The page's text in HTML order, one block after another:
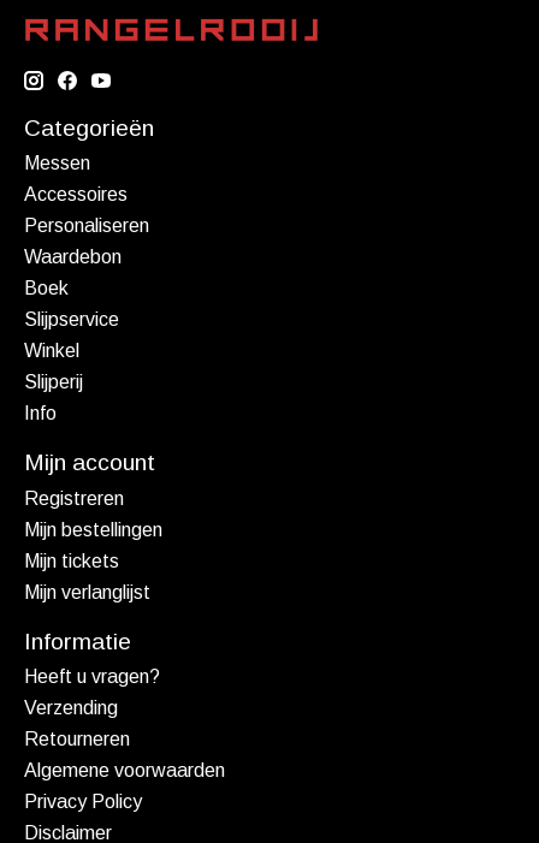
Categorieën
Messen
Accessoires
Personaliseren
Waardebon
Boek
Slijpservice
Winkel
Slijperij
Info
Mijn account
Registreren
Mijn bestellingen
Mijn tickets
Mijn verlanglijst
Informatie
Heeft u vragen?
Verzending
Retourneren
Algemene voorwaarden
Privacy Policy
Disclaimer